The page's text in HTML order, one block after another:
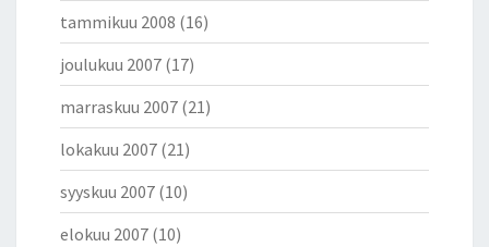
tammikuu 2008 (16)
joulukuu 2007 (17)
marraskuu 2007 (21)
lokakuu 2007 (21)
syyskuu 2007 (10)
elokuu 2007 (10)